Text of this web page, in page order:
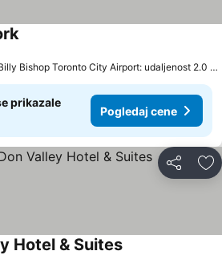
Billy Bishop Toronto City Airport: udaljenost 2.0 km
prikazale
Pogledaj cene
Deli
Hotel & Suites